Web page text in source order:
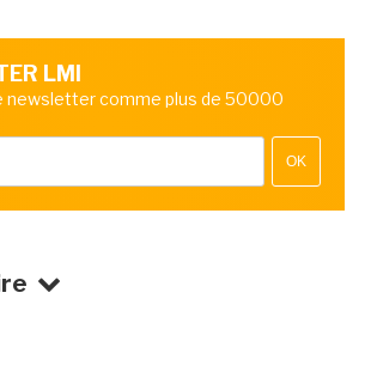
LMI
newsletter comme plus de 50000
OK